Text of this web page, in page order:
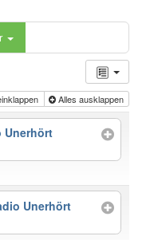
Alles ausklappen
Unerhört
Unerhört